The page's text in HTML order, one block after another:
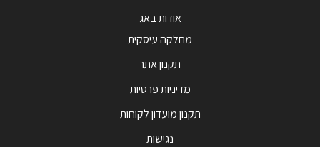
אודות באג
מחלקה עיסקית
תקנון אתר
מדיניות פרטיות
תקנון מועדון לקוחות
נגישות